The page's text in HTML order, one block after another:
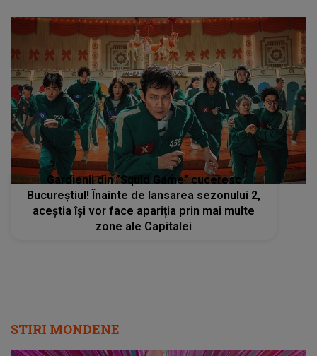
Gardienii din ”Squid Game” cuceresc
Bucureștiul! Înainte de lansarea sezonului 2,
aceștia își vor face apariția prin mai multe
zone ale Capitalei
STIRI MONDENE